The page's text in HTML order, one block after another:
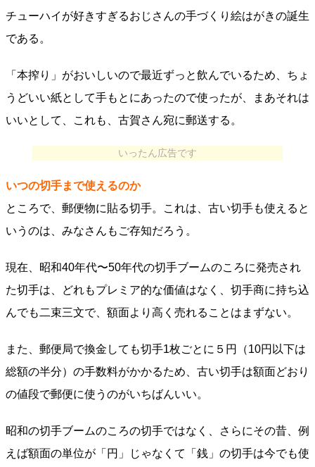
チューハイが好きすぎるおじさんの手づくり絵はがきの誕生
である。
「本搾り」がおいしいので最近ずっと飲んでいるため、ちょ
うどいい紙として手もとにあったので使ったが、まあそれは
いいとして、これも、古賀さん宛に郵送する。
いったん広告です
いつの切手まで使えるのか
ところで、郵便物に貼る切手。これは、古い切手も使えると
いうのは、みなさんもご存知だろう。
現在、昭和40年代〜50年代の切手ブームのころに発売され
た切手は、どれもプレミア的な価値はなく、切手商に持ち込
んでも二束三文で、額面より高く売れることはまずない。
また、郵便局で換金しても切手1枚ごとに５円（10円以下は
総額の半分）の手数料がかかるため、古い切手は額面どおり
の値段で郵便に使うのがいちばんいい。
昭和の切手ブームのころの切手ではなく、さらにその昔、例
えば額面の単位が「円」じゃなくて「銭」の切手は今でも使